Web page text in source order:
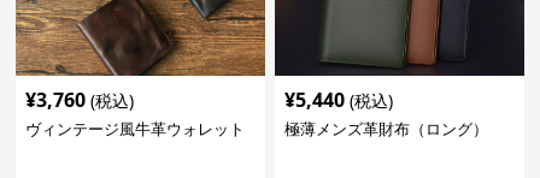
¥3,760 (税込)
ヴィンテージ風牛革ウォレット
¥5,440 (税込)
極薄メンズ革財布（ロング）